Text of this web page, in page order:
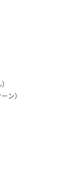
ン）